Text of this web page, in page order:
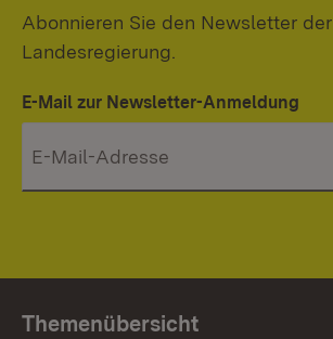
Abonnieren Sie den Newsletter der
Landesregierung.
E-Mail zur Newsletter-Anmeldung
Themenübersicht